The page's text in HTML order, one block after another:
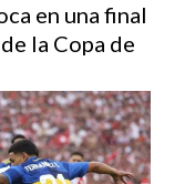
en una final
la Copa de